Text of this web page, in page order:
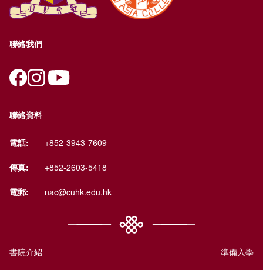
聯絡我們
聯絡資料
電話: +852-3943-7609
傳真: +852-2603-5418
電郵: nac@cuhk.edu.hk
書院介紹 準備入學